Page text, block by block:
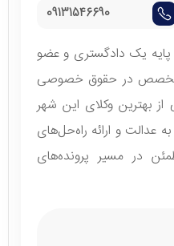
09131546690
یک دادگستری و عضو
تخصص در حقوق خصوصی
بهترین وکلای این شهر
عدالت و ارائه راه‌حل‌های
در مسیر پرونده‌های